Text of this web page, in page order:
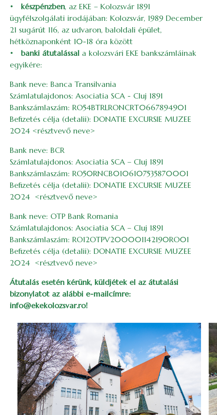
• készpénzben, az EKE – Kolozsvár 1891
ügyfélszolgálati irodájában: Kolozsvár, 1989 December
21 sugárút 116, az udvaron, baloldali épület,
hétköznaponként 10-18 óra között
• banki átutalással a kolozsvári EKE bankszámláinak
egyikére:
Bank neve: Banca Transilvania
Számlatulajdonos: Asociatia SCA - Cluj 1891
Bankszámlaszám: RO54BTRLRONCRT0667894901
Befizetés célja (detalii): DONATIE EXCURSIE MUZEE
2024 <résztvevő neve>
Bank neve: BCR
Számlatulajdonos: Asociatia SCA – Cluj 1891
Bankszámlaszám: RO50RNCB0106107535870001
Befizetés célja (detalii): DONATIE EXCURSIE MUZEE
2024 <résztvevő neve>
Bank neve: OTP Bank Romania
Számlatulajdonos: Asociatia SCA – Cluj 1891
Bankszámlaszám: RO12OTPV200001142190RO01
Befizetés célja (detalii): DONATIE EXCURSIE MUZEE
2024 <résztvevő neve>
Átutalás esetén kérünk, küldjétek el az átutalási
bizonylatot az alábbi e-mailcímre:
info@ekekolozsvar.ro!